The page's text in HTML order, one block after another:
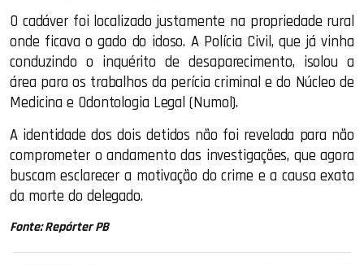
O cadáver foi localizado justamente na propriedade rural
onde ficava o gado do idoso. A Polícia Civil, que já vinha
conduzindo o inquérito de desaparecimento, isolou a
área para os trabalhos da perícia criminal e do Núcleo de
Medicina e Odontologia Legal (Numol).
A identidade dos dois detidos não foi revelada para não
comprometer o andamento das investigações, que agora
buscam esclarecer a motivação do crime e a causa exata
da morte do delegado.
Fonte: Repórter PB